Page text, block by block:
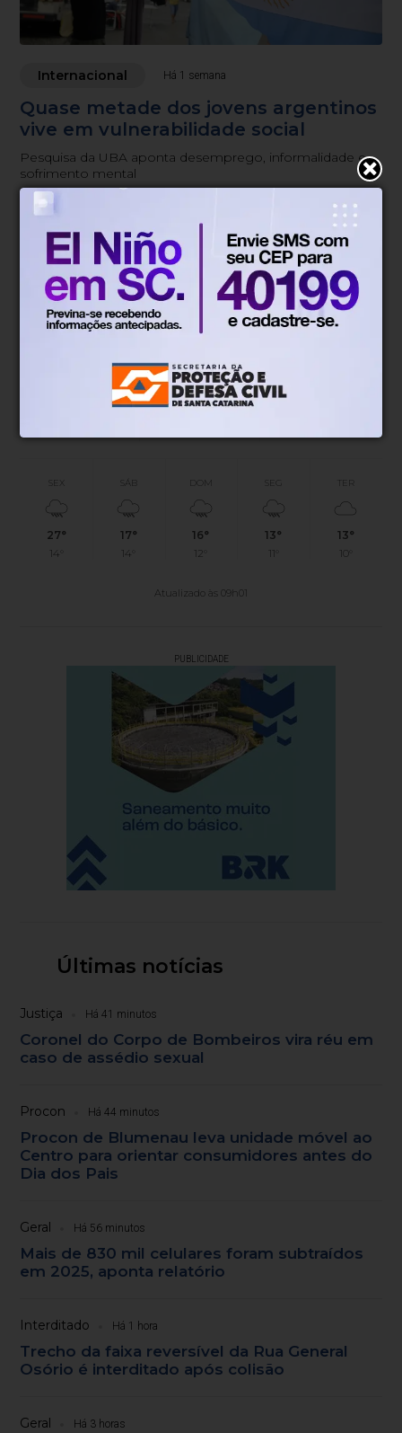
Internacional Há 1 semana
Quase metade dos jovens argentinos
vive em vulnerabilidade social
Pesquisa da UBA aponta desemprego, informalidade e
sofrimento mental
Blumenau, SC
18°
Tempo nublado
Mín.19° Máx. 29°
Vento
SEX
27°
14°
SÁB
17°
14°
DOM
16°
12°
SEG
13°
11°
TER
13°
10°
Atualizado às 09h01
PUBLICIDADE
Últimas notícias
Justiça Há 41 minutos
Coronel do Corpo de Bombeiros vira réu em
caso de assédio sexual
Procon Há 44 minutos
Procon de Blumenau leva unidade móvel ao
Centro para orientar consumidores antes do
Dia dos Pais
Geral Há 56 minutos
Mais de 830 mil celulares foram subtraídos
em 2025, aponta relatório
Interditado Há 1 hora
Trecho da faixa reversível da Rua General
Osório é interditado após colisão
Geral Há 3 horas